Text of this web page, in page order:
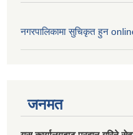
नगरपालिकामा सुचिकृत हुन
जनमत